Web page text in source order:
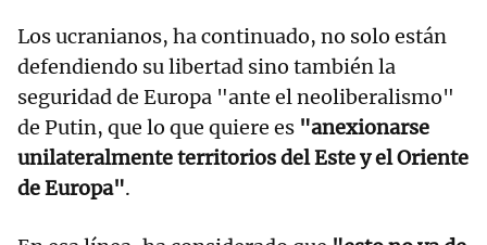
Los ucranianos, ha continuado, no solo están
defendiendo su libertad sino también la
seguridad de Europa "ante el neoliberalismo"
de Putin, que lo que quiere es "anexionarse
unilateralmente territorios del Este y el Oriente
de Europa".